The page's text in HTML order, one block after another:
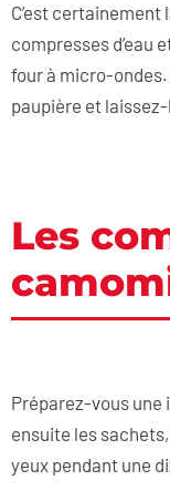
C’est
compresses d’eau
four à micro-
paupière et
Les
Préparez-vous une
ensuite les
yeux pendant une